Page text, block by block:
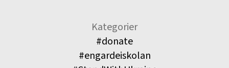
Kategorier
#donate
#engardeiskolan